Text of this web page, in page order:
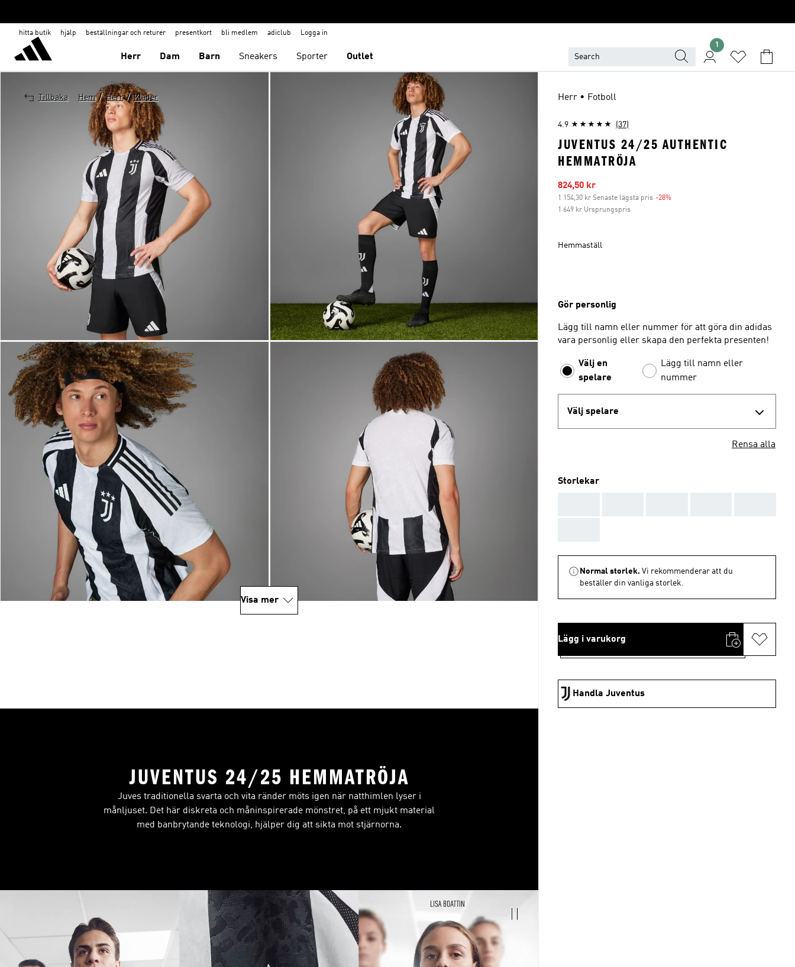
hitta butik hjälp beställningar och returer presentkort bli medlem adiclub Logga in
Herr Dam Barn Sneakers Sporter Outlet
1
Tillbaka Hem / Herr / Kläder
Visa mer
JUVENTUS 24/25 HEMMATRÖJA
Juves traditionella svarta och vita ränder möts igen när natthimlen lyser i
månljuset. Det här diskreta och måninspirerade mönstret, på ett mjukt material
med banbrytande teknologi, hjälper dig att sikta mot stjärnorna.
Herr • Fotboll
4.9 (37)
JUVENTUS 24/25 AUTHENTIC
HEMMATRÖJA
Reapris
824,50 kr
1 154,30 kr Senaste lägsta pris -28%
1 649 kr Ursprungspris
Hemmaställ
Gör personlig
Lägg till namn eller nummer för att göra din adidas
vara personlig eller skapa den perfekta presenten!
Välj en
spelare
Lägg till namn eller
nummer
Välj spelare
Rensa alla
Storlekar
Normal storlek. Vi rekommenderar att du
beställer din vanliga storlek.
Lägg i varukorg
Handla Juventus